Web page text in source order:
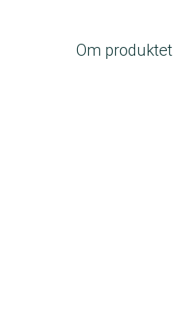
Om produktet